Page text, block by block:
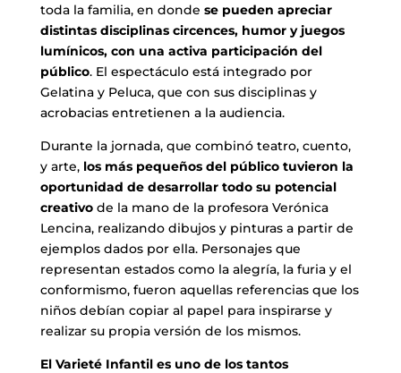
toda la familia, en donde se pueden apreciar
distintas disciplinas circences, humor y juegos
lumínicos, con una activa participación del
público. El espectáculo está integrado por
Gelatina y Peluca, que con sus disciplinas y
acrobacias entretienen a la audiencia.
Durante la jornada, que combinó teatro, cuento,
y arte,los más pequeños del público tuvieron la
oportunidad de desarrollar todo su potencial
creativode la mano de la profesora Verónica
Lencina, realizando dibujos y pinturas a partir de
ejemplos dados por ella. Personajes que
representan estados como la alegría, la furia y el
conformismo, fueron aquellas referencias que los
niños debían copiar al papel para inspirarse y
realizar su propia versión de los mismos.
El Varieté Infantil es uno de los tantos